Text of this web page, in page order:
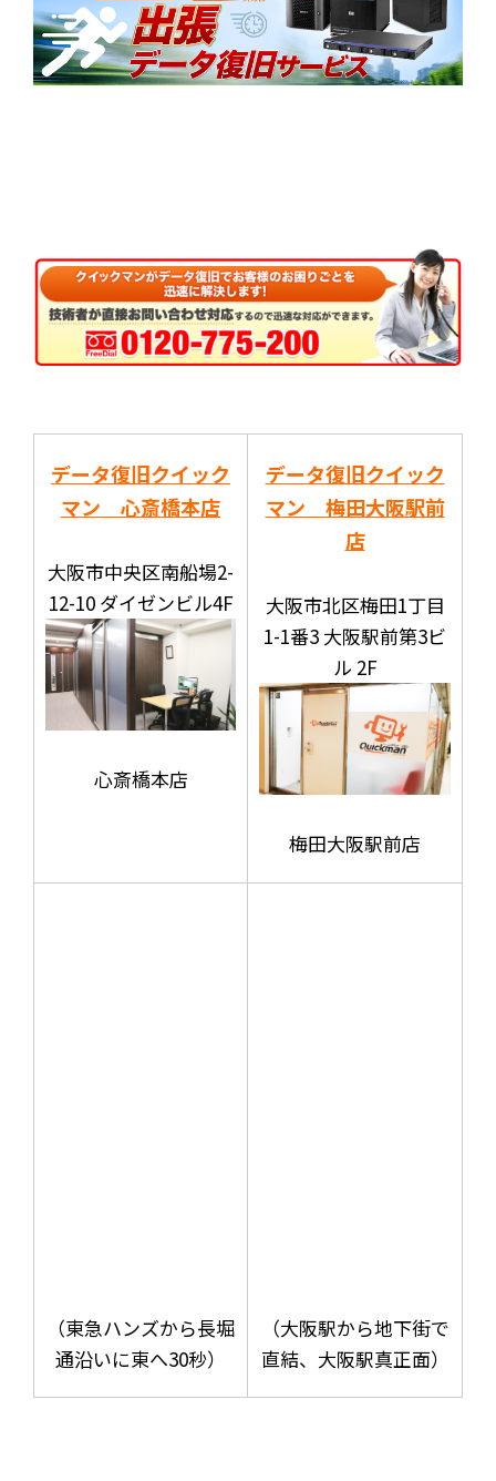
データ復旧クイック
マン 心斎橋本店
大阪市中央区南船場2-
12-10 ダイゼンビル4F
心斎橋本店
データ復旧クイック
マン 梅田大阪駅前
店
大阪市北区梅田1丁目
1-1番3 大阪駅前第3ビ
ル 2F
梅田大阪駅前店
（東急ハンズから長堀
通沿いに東へ30秒）
（大阪駅から地下街で
直結、大阪駅真正面）